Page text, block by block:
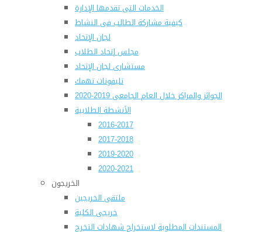
الخدمات التى تقدمها الإدارة
كيفية مشاركة الطالب فى النشاط
لجان الإتحاد
مجلس إتحاد الطلاب
مستشارى لجان الإتحاد
تليفونات تهمك
الجوائز والمراكز خلال العام الجامعى 2019-2020
الأنشطة الطلابية
2016-2017
2017-2018
2019-2020
2020-2021
الخريجون
ملتقى الخريجين
خريجى الكلية
المستندات المطلوبة لاستخراج شهادات التخرج